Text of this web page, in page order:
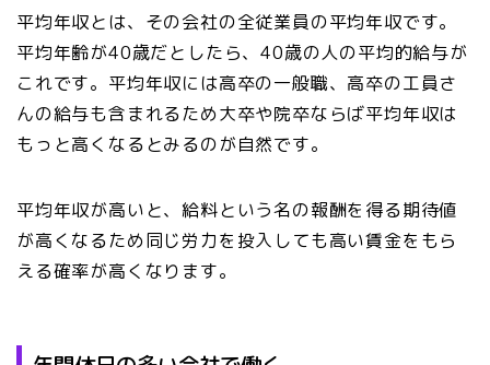
平均年収とは、その会社の全従業員の平均年収です。
平均年齢が40歳だとしたら、40歳の人の平均的給与が
これです。平均年収には高卒の一般職、高卒の工員さ
んの給与も含まれるため大卒や院卒ならば平均年収は
もっと高くなるとみるのが自然です。
平均年収が高いと、給料という名の報酬を得る期待値
が高くなるため同じ労力を投入しても高い賃金をもら
える確率が高くなります。